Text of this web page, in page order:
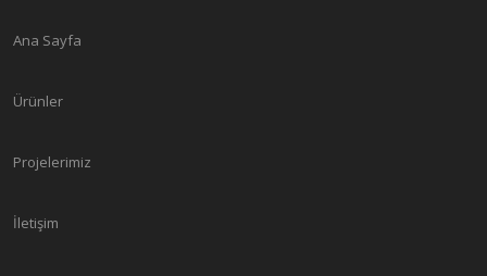
Ana Sayfa
Ürünler
Projelerimiz
İletişim